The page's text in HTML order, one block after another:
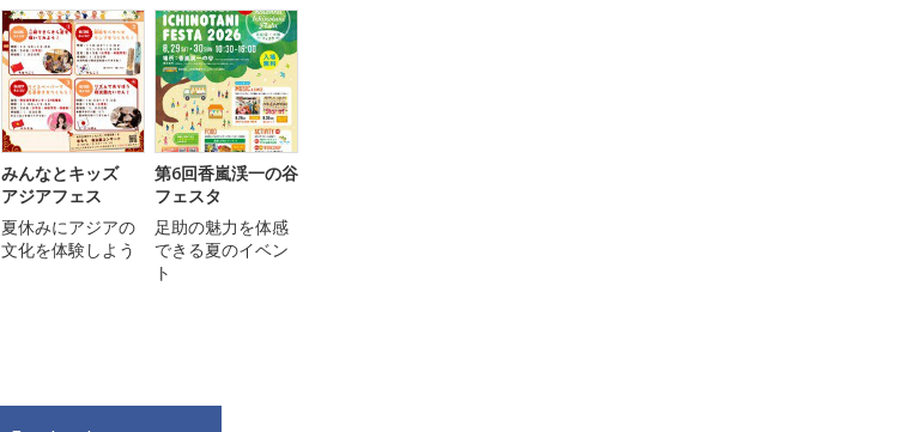
みんなとキッズ
アジアフェス
夏休みにアジアの
文化を体験しよう
第6回香嵐渓一の谷
フェスタ
足助の魅力を体感
できる夏のイベン
ト